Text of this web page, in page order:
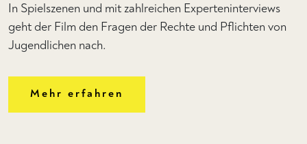
In Spielszenen und mit zahlreichen Experteninterviews
geht der Film den Fragen der Rechte und Pflichten von
Jugendlichen nach.
Mehr erfahren